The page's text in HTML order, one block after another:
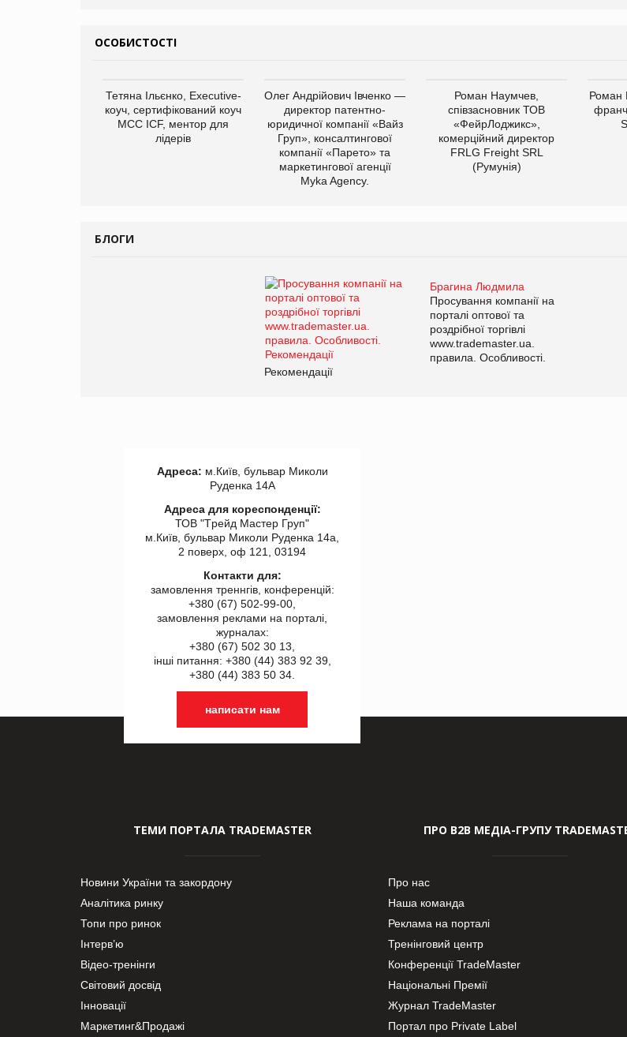
ОСОБИСТОСТІ
Тетяна Ільєнко, Executive-
коуч, сертифікований коуч
МСС ICF, ментор для
лідерів
Олег Андрійович Івченко —
директор патентно-
юридичної компанії «Вайз
Груп», консалтингової
компанії «Парето» та
маркетингової агенції
Myka Agency.
Роман Наумчев,
співзасновник ТОВ
«ФейрЛоджикс»,
комерційний директор
FRLG Freight SRL
(Румунія)
Роман
БЛОГИ
Брагина Людмила
Просування компанії на
порталі оптової та
роздрібної торгівлі
www.trademaster.ua.
правила. Особливості.
Рекомендації
Адреса: м.Київ, бульвар Миколи
Руденка 14А
Адреса для кореспонденції:
ТОВ "Tрейд Мастер Груп"
м.Київ, бульвар Миколи Руденка 14а,
2 поверх, оф 121, 03194
Контакти для:
замовлення треннгів, конференцій:
+380 (67) 502-99-00,
замовлення реклами на порталі,
журналах:
+380 (67) 502 30 13,
інші питання: +380 (44) 383 92 39,
+380 (44) 383 50 34.
написати нам
ТЕМИ ПОРТАЛА TRADEMASTER
Новини України та закордону
Аналітика ринку
Топи про ринок
Інтерв’ю
Відео-тренінги
Світовий досвід
Інновації
Маркетинг&Продажі
ПРО В2В МЕДІА-ГРУПУ
Про нас
Наша команда
Реклама на порталі
Тренінговий центр
Конференції TradeMaster
Національні Премії
Журнал TradeMaster
Портал про Private Label